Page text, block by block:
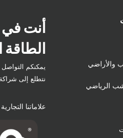
أنت في
الطاقة
يمكنكم
نتطلع إلى
علاماتنا التجارية
والأراضي
الرياضي